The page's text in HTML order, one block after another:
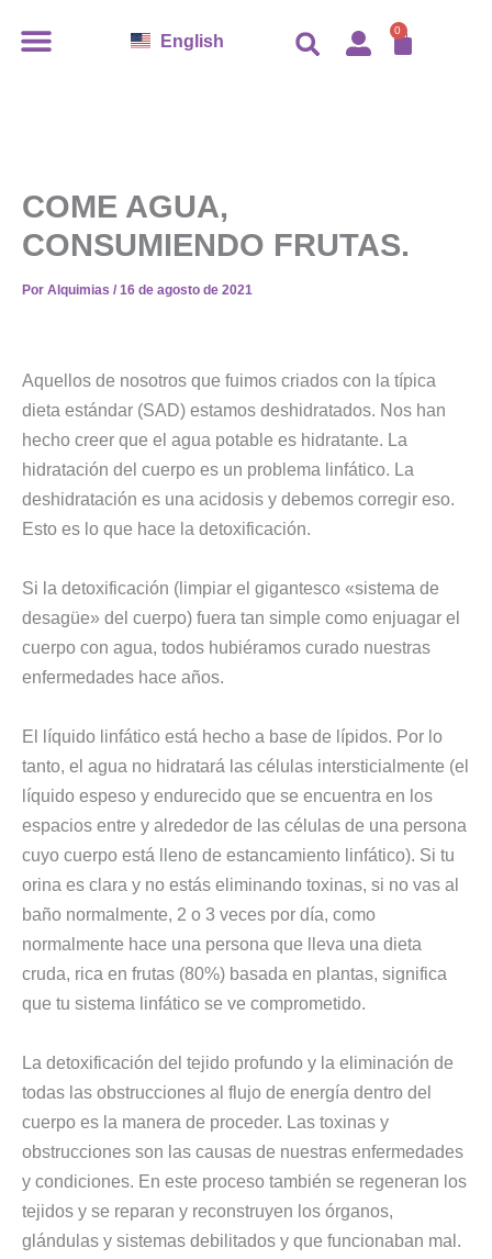
English 0
COME AGUA,
CONSUMIENDO FRUTAS.
Por Alquimias / 16 de agosto de 2021
Aquellos de nosotros que fuimos criados con la típica
dieta estándar (SAD) estamos deshidratados. Nos han
hecho creer que el agua potable es hidratante. La
hidratación del cuerpo es un problema linfático. La
deshidratación es una acidosis y debemos corregir eso.
Esto es lo que hace la detoxificación.
Si la detoxificación (limpiar el gigantesco «sistema de
desagüe» del cuerpo) fuera tan simple como enjuagar el
cuerpo con agua, todos hubiéramos curado nuestras
enfermedades hace años.
El líquido linfático está hecho a base de lípidos. Por lo
tanto, el agua no hidratará las células intersticialmente (el
líquido espeso y endurecido que se encuentra en los
espacios entre y alrededor de las células de una persona
cuyo cuerpo está lleno de estancamiento linfático). Si tu
orina es clara y no estás eliminando toxinas, si no vas al
baño normalmente, 2 o 3 veces por día, como
normalmente hace una persona que lleva una dieta
cruda, rica en frutas (80%) basada en plantas, significa
que tu sistema linfático se ve comprometido.
La detoxificación del tejido profundo y la eliminación de
todas las obstrucciones al flujo de energía dentro del
cuerpo es la manera de proceder. Las toxinas y
obstrucciones son las causas de nuestras enfermedades
y condiciones. En este proceso también se regeneran los
tejidos y se reparan y reconstruyen los órganos,
glándulas y sistemas debilitados y que funcionaban mal.